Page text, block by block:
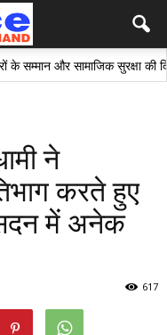
और सामाजिक सुरक्षा की दिशा में
ने
करते हुए
सदन में अनेक
617